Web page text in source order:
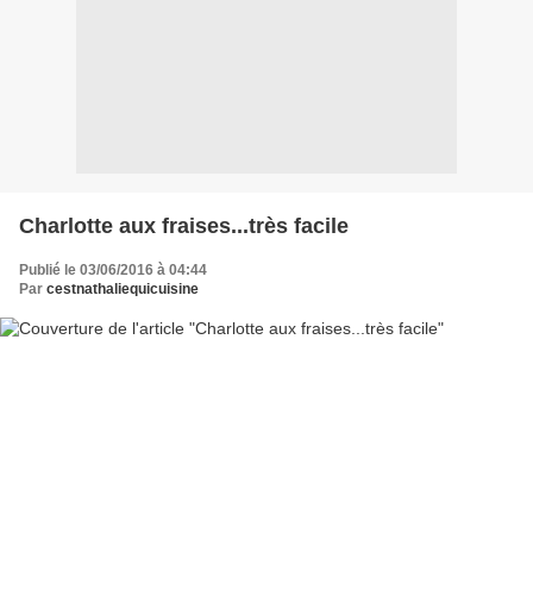
Charlotte aux fraises...très facile
Publié le 03/06/2016 à 04:44
Par cestnathaliequicuisine